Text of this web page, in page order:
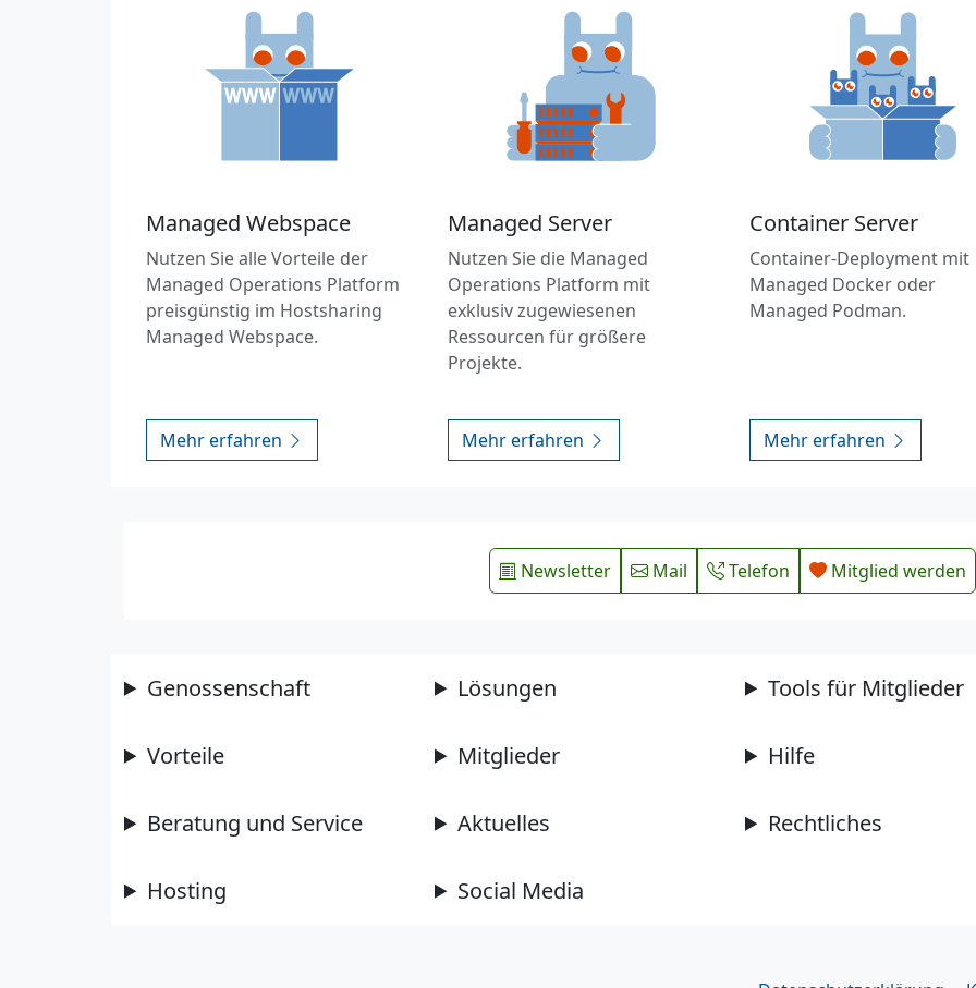
Managed Webspace
Nutzen Sie alle Vorteile der
Managed Operations Platform
preisgünstig im Hostsharing
Managed Webspace.
Mehr erfahren
Managed Server
Nutzen Sie die Managed
Operations Platform mit
exklusiv zugewiesenen
Ressourcen für größere
Projekte.
Mehr erfahren
Container Server
Container-Deployment mit
Managed Docker oder
Managed Podman.
Mehr erfahren
Newsletter Mail Telefon Mitglied werden
Genossenschaft
Vorteile
Beratung und Service
Hosting
Lösungen
Mitglieder
Aktuelles
Social Media
Tools für Mitglieder
Hilfe
Rechtliches